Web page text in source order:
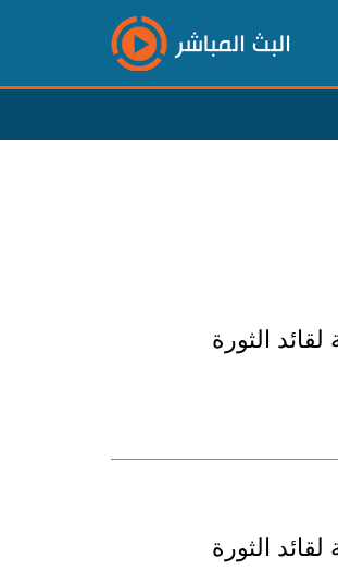
البث المباشر
الثورة
الثورة